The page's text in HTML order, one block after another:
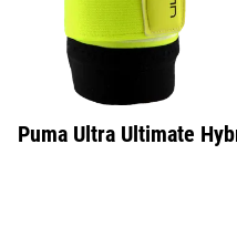
Puma Ultra Ultimate